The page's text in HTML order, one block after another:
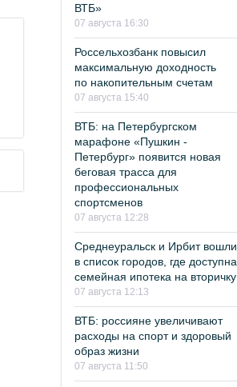
ВТБ»
07 августа 16:30
Россельхозбанк повысил
максимальную доходность
по накопительным счетам
07 августа 15:40
ВТБ: на Петербургском
марафоне «Пушкин -
Петербург» появится новая
беговая трасса для
профессиональных
спортсменов
07 августа 12:28
Среднеуральск и Ирбит вошли
в список городов, где доступна
семейная ипотека на вторичку
07 августа 12:13
ВТБ: россияне увеличивают
расходы на спорт и здоровый
образ жизни
07 августа 11:50